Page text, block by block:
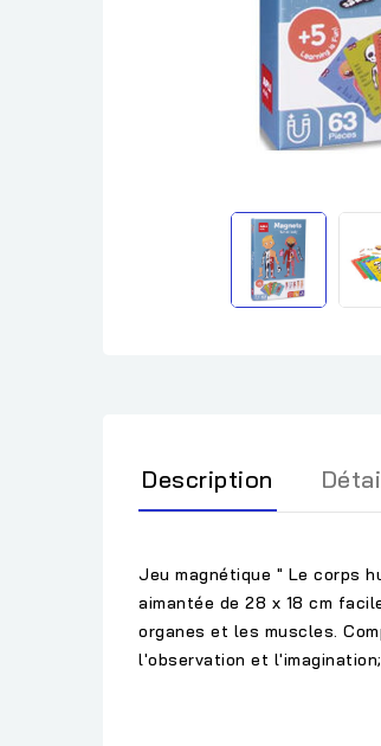
Description
Jeu magnétique " Le corps
aimantée de 28 x 18 cm
organes et les muscles.
l'observation et